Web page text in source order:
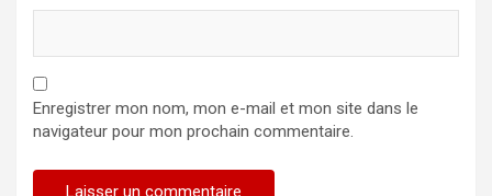
Enregistrer mon nom, mon e-mail et mon site dans le
navigateur pour mon prochain commentaire.